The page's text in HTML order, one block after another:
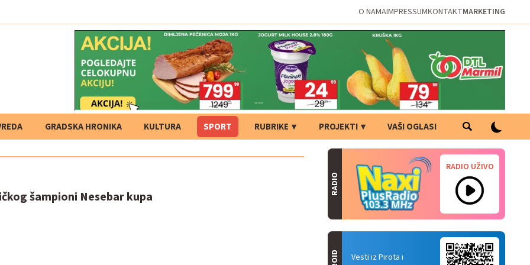
O NAMAIMPRESSUMKONTAKTMARKETING
GRADSKA HRONIKA KULTURA SPORT RUBRIKE PROJEKTI VAŠI OGLASI
šampioni Nesebar kupa
RADIO
RADIO UŽIVO
Vesti iz Pirota i